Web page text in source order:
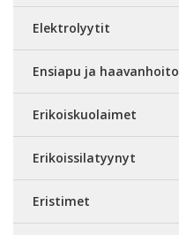
Elektrolyytit
Ensiapu ja haavanhoito
Erikoiskuolaimet
Erikoissilatyynyt
Eristimet